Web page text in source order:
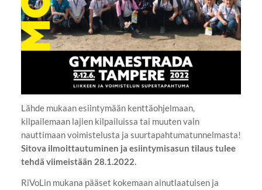
Lähde mukaan esiintymään kenttäohjelmaan,
kilpailemaan lajien kilpailuissa tai muuten vain
nauttimaan voimistelusta ja suurtapahtumatunnelmasta!
Sitova ilmoittautuminen ja esiintymisasun tilaus tulee
tehdä viimeistään 28.1.2022.
RiVoLin mukana pääset kokemaan ainutlaatuisen ja